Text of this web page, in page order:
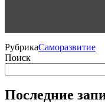
РубрикаСаморазвитие
Поиск
Последние